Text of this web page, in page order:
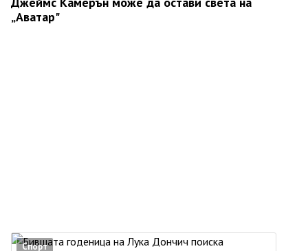
„Аватар"
Спорт